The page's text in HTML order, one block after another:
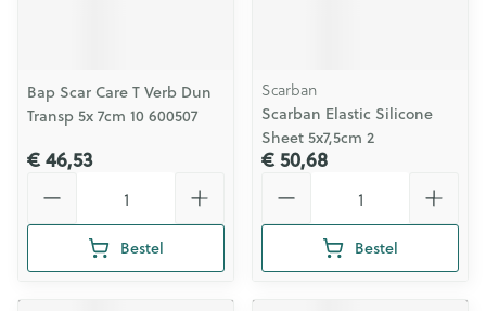
Bap Scar Care T Verb Dun
Transp 5x 7cm 10 600507
€ 46,53
Bestel
Scarban
Scarban Elastic Silicone
Sheet 5x7,5cm 2
€ 50,68
Bestel